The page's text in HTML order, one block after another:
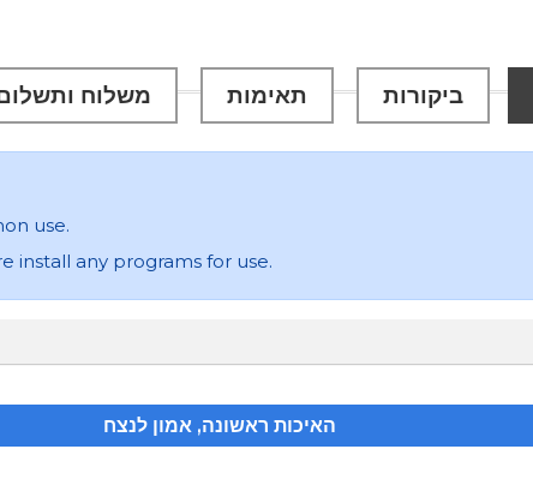
ביקורות תאימות משלוח
use.
install any programs for use.
האיכות ראשונה, אמון לנצח